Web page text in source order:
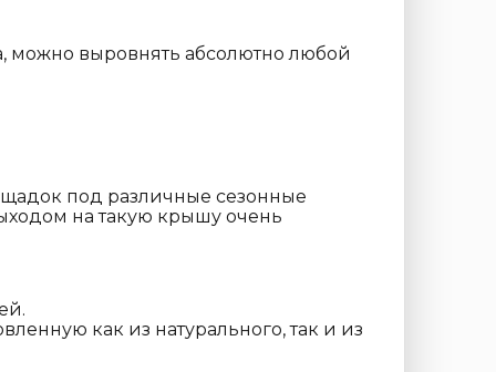
можно выровнять абсолютно любой
под различные сезонные
на такую крышу очень
как из натурального, так и из